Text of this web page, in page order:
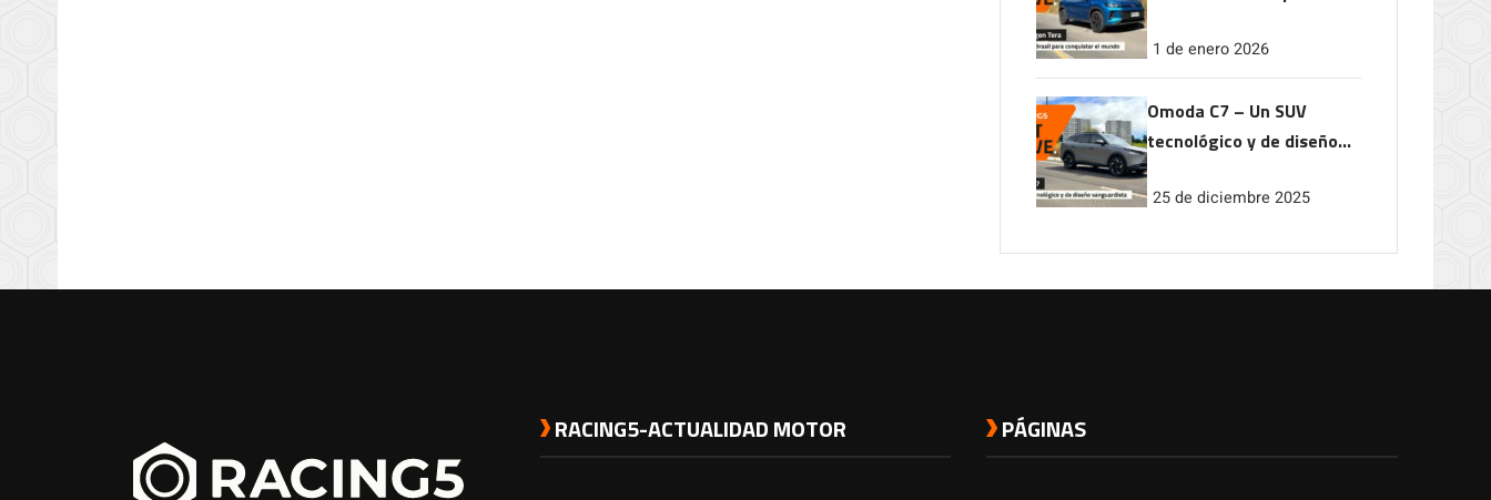
1 de enero 2026
Omoda C7 – Un SUV
tecnológico y de diseño
25 de diciembre 2025
RACING5-ACTUALIDAD MOTOR PÁGINAS